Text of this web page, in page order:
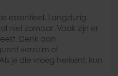
essentieel. Langdurig
niet zomaar. Vaak zijn er
Denk aan
verzuim of
je die vroeg herkent, kun